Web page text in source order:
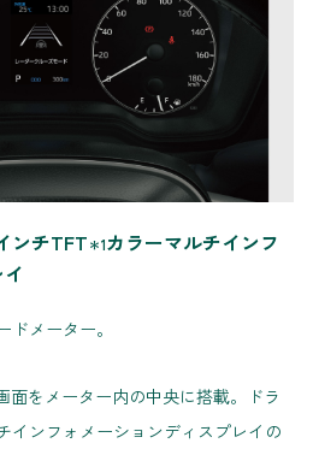
ンチTFT＊1カラーマルチインフ
メーター。
面をメーター内の中央に搭載。ドラ
インフォメーションディスプレイの